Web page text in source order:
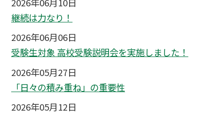
継続は力なり！
2026年06月06日
受験生対象 高校受験説明会を実施しました！
2026年05月27日
「日々の積み重ね」の重要性
2026年05月12日